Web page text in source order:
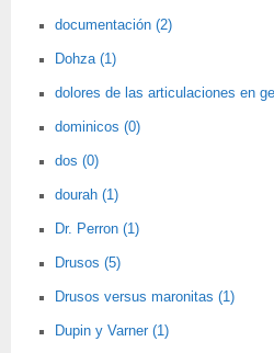
documentación (2)
Dohza (1)
dolores de las articulaciones en
dominicos (0)
dos (0)
dourah (1)
Dr. Perron (1)
Drusos (5)
Drusos versus maronitas (1)
Dupin y Varner (1)